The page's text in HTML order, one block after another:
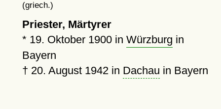
(griech.)
Priester, Märtyrer
* 19. Oktober 1900in Würzburg in
Bayern
† 20. August 1942in Dachau in Bayern